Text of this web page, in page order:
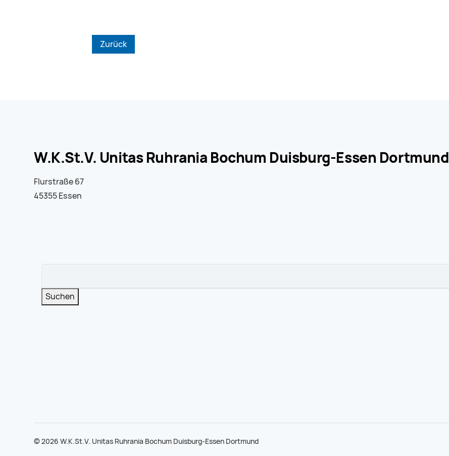
Zurück
W.K.St.V. Unitas Ruhrania Bochum Duisburg-Essen Dortmund
Flurstraße 67
45355 Essen
Suchen
© 2026 W.K.St.V. Unitas Ruhrania Bochum Duisburg-Essen Dortmund